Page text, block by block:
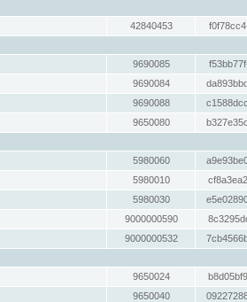
42840453
9690085
9690084
9690088
9650080
5980060
5980010
5980030
9000000590
9000000532
9650024
9650040